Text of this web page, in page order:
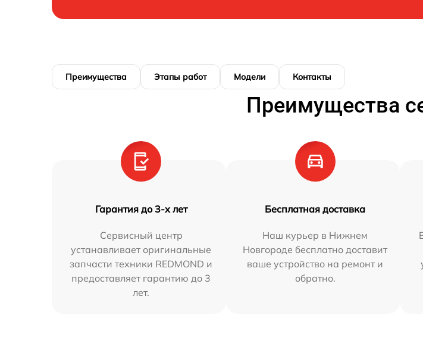
Преимущества Этапы работ Модели Контакты
Преимущества
Гарантия до 3-х лет
Сервисный центр
устанавливает оригинальные
запчасти техники REDMOND и
предоставляет гарантию до 3
лет.
Бесплатная доставка
Наш курьер в Нижнем
Новгороде бесплатно доставит
ваше устройство на ремонт и
обратно.